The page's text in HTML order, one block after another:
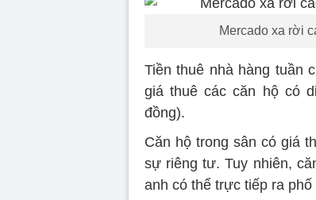
Mercado xa rời
Tiền thuê nhà hàng tuần
giá thuê các căn hộ có
đồng).
Căn hộ trong sân có giá
sự riêng tư. Tuy nhiên,
anh có thể trực tiếp ra